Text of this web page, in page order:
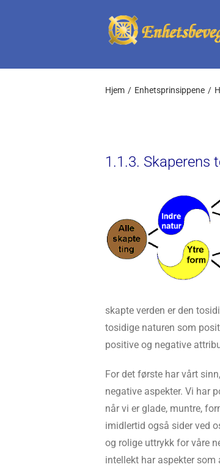
Hjem Enhetsprinsippene
1.1.3. Skaperens
skapte verden er den
tosidige naturen som
positive og negative
For det første har vårt
negative aspekter. Vi har
når vi er glade, muntre,
imidlertid også sider ved
og rolige uttrykk for våre
intellekt har aspekter